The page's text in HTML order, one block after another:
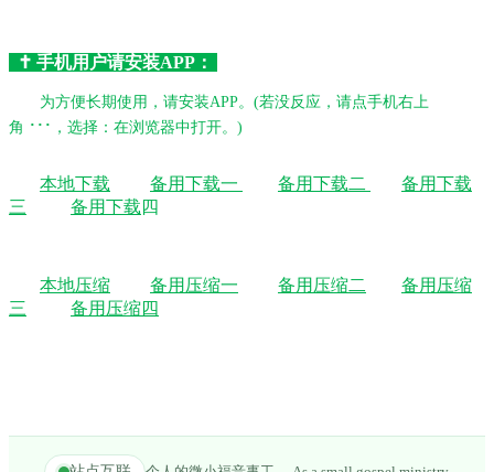
✝️ 手机用户请安装APP：
为方便长期使用，请安装APP。 (若没反应，请点手机右上
角 ··· ，选择：在浏览器中打开。)
本地下载 备用下载一 备用下载二
备用下载
三
备用下载 四
本地压缩 备用压缩一 备用压缩二
备用压缩
三
备用压缩四